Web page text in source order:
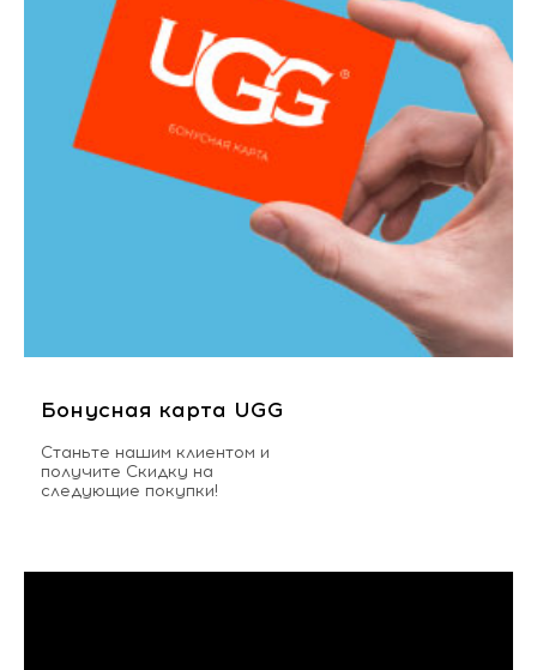
Бонусная карта UGG
Станьте нашим клиентом и
получите Скидку на
следующие покупки!